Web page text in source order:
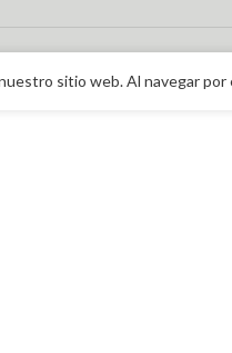
sitio web. Al navegar